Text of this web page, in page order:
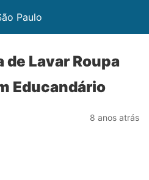
Paulo
de Lavar Roupa
Educandário
8 anos atrás